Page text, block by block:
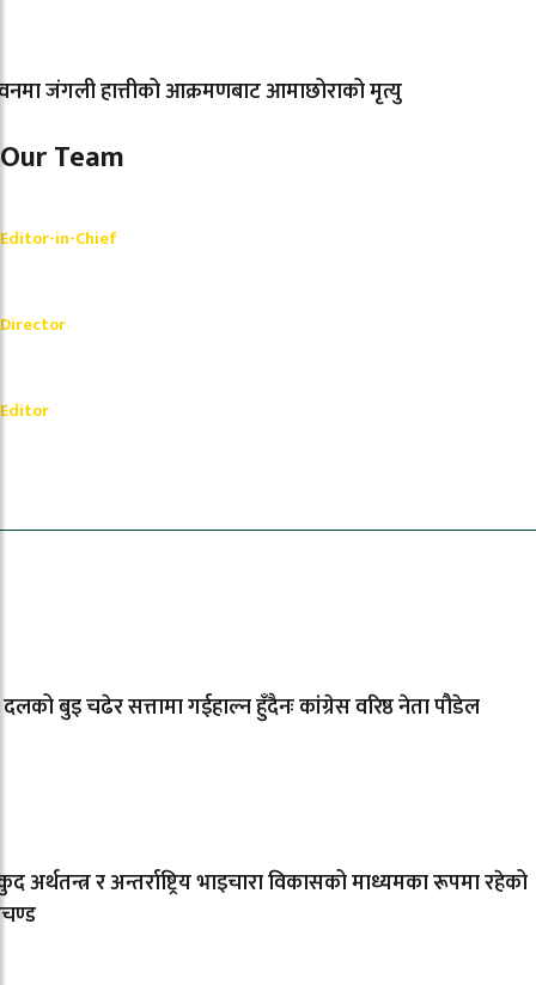
जंगली हात्तीको आक्रमणबाट आमाछोराको मृत्यु
Our Team
Editor-in-Chief
Director
Editor
बुइ चढेर सत्तामा गईहाल्न हुँदैनः कांग्रेस वरिष्ठ नेता पौडेल
अर्थतन्त्र र अन्तर्राष्ट्रिय भाइचारा विकासको माध्यमका रूपमा रहेको